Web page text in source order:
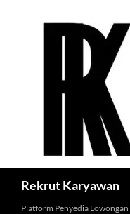
Rekrut Karyawan
Platform Penyedia Lowongan